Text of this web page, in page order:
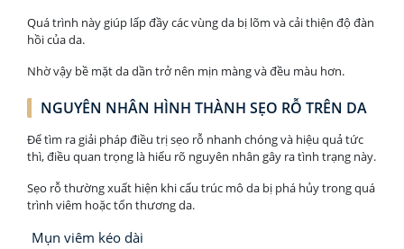
Quá trình này giúp lấp đầy các vùng da bị lõm và cải thiện độ đàn
hồi của da.
Nhờ vậy bề mặt da dần trở nên mịn màng và đều màu hơn.
NGUYÊN NHÂN HÌNH THÀNH SẸO RỖ TRÊN DA
Để tìm ra giải pháp điều trị sẹo rỗ nhanh chóng và hiệu quả tức
thì, điều quan trọng là hiểu rõ nguyên nhân gây ra tình trạng này.
Sẹo rỗ thường xuất hiện khi cấu trúc mô da bị phá hủy trong quá
trình viêm hoặc tổn thương da.
Mụn viêm kéo dài